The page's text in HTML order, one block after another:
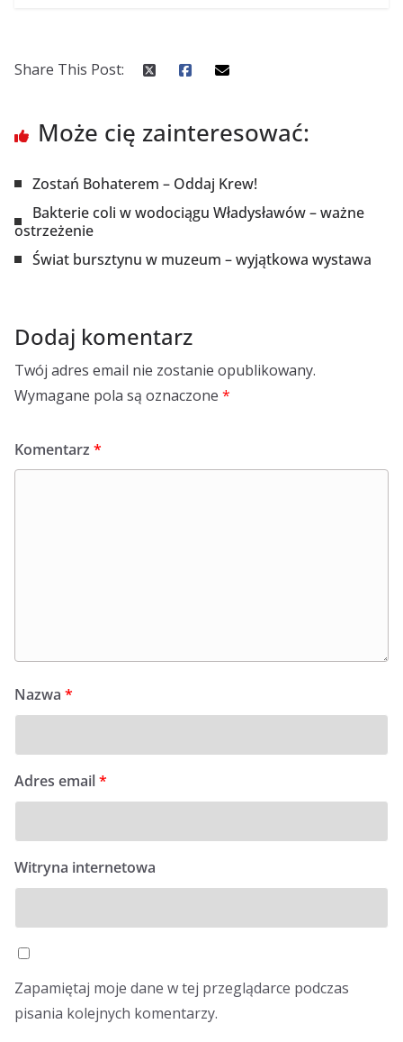
Share This Post:
Może cię zainteresować:
Zostań Bohaterem – Oddaj Krew!
Bakterie coli w wodociągu Władysławów – ważne
ostrzeżenie
Świat bursztynu w muzeum – wyjątkowa wystawa
Dodaj komentarz
Twój adres email nie zostanie opublikowany.
Wymagane pola są oznaczone *
Komentarz *
Nazwa *
Adres email*
Witryna internetowa
Zapamiętaj moje dane w tej przeglądarce podczas
pisania kolejnych komentarzy.